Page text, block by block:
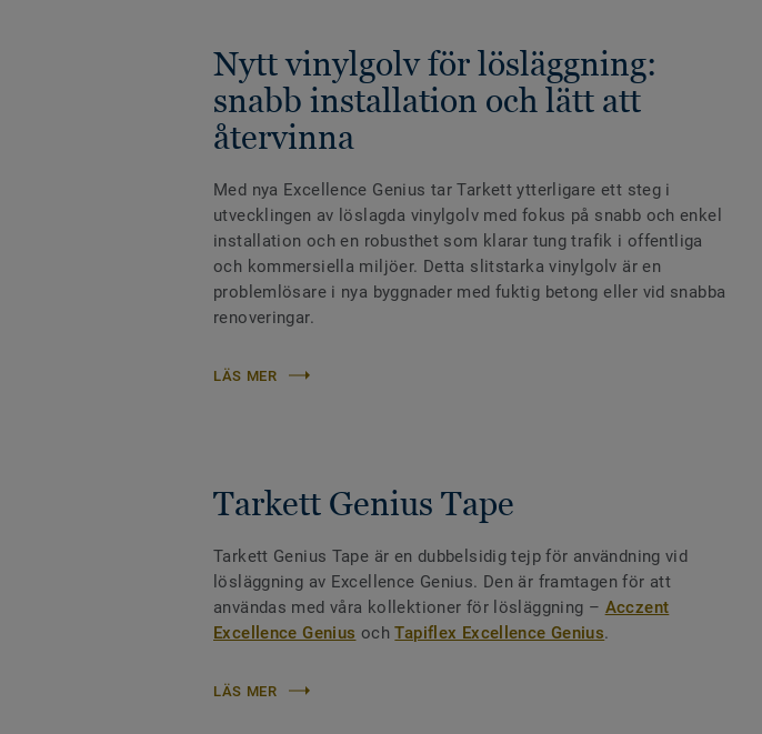
Nytt vinylgolv för lösläggning:
snabb installation och lätt att
återvinna
Med nya Excellence Genius tar Tarkett ytterligare ett steg i
utvecklingen av löslagda vinylgolv med fokus på snabb och enkel
installation och en robusthet som klarar tung trafik i offentliga
och kommersiella miljöer. Detta slitstarka vinylgolv är en
problemlösare i nya byggnader med fuktig betong eller vid snabba
renoveringar.
LÄS MER
Tarkett Genius Tape
Tarkett Genius Tape är en dubbelsidig tejp för användning vid
lösläggning av Excellence Genius. Den är framtagen för att
användas med våra kollektioner för lösläggning – Acczent
Excellence Genius ochTapiflex Excellence Genius.
LÄS MER